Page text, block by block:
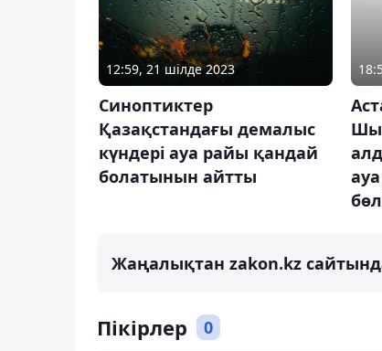
12:59, 21 шілде 2023
Синоптиктер
Қазақстандағы демалыс
күндері ауа райы қандай
болатынын айтты
Жаңалықтан zakon.kz
Пікірлер 0